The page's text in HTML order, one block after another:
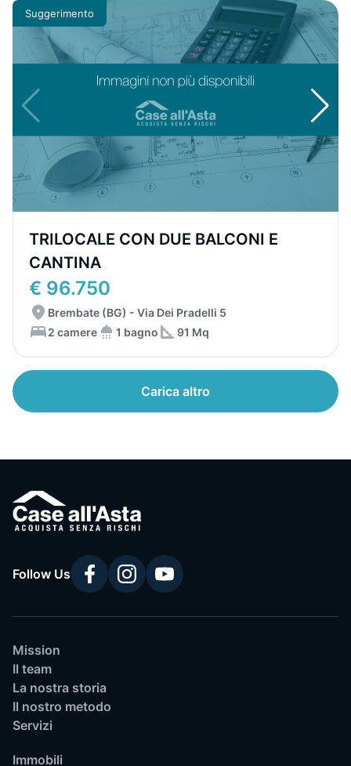
Suggerimento
TRILOCALE CON DUE BALCONI E
CANTINA
€ 96.750
Brembate (BG) - Via Dei Pradelli 5
2 camere
1 bagno 91 Mq
Carica altro
Follow Us
Mission
Il team
La nostra storia
Il nostro metodo
Servizi
Immobili